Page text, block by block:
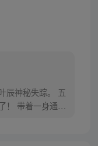
辰神秘失踪。 五
！ 带着一身通天